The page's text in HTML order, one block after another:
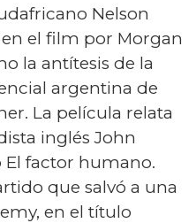
Nelson
el film por Morgan
la antítesis de la
argentina de
La película relata
inglés John
El factor humano.
que salvó a una
en el título